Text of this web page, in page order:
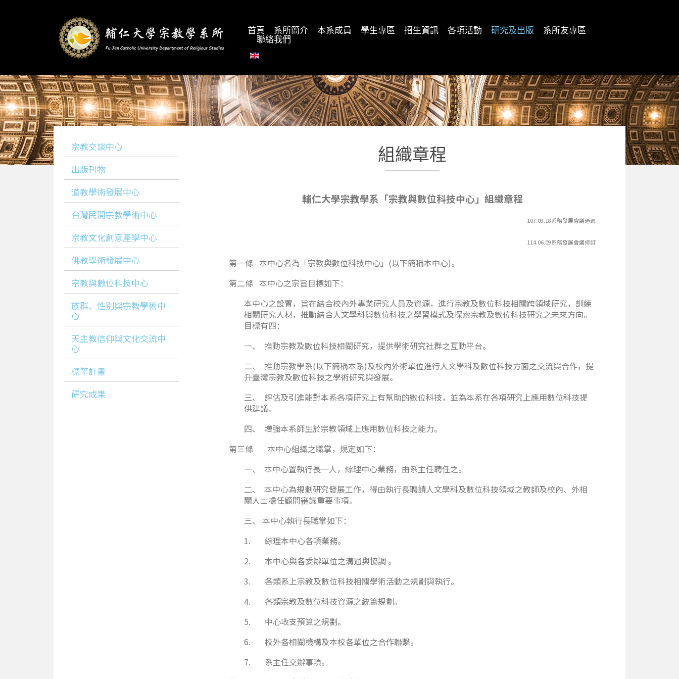
首頁 系所簡介 本系成員 學生專區 招生資訊 各項活動 研究及出版
系所友專區
聯絡我們
宗教交談中心
出版刊物
道教學術發展中心
台灣民間宗教學術中心
宗教文化創意產學中心
佛教學術發展中心
宗教與數位科技中心
族群、性別與宗教學術中
心
天主教信仰與文化交流中
心
標竿計畫
研究成果
組織章程
輔仁大學宗教學系「宗教與數位科技中心」組織章程
107.09.18系務發展會議通過
114.06.09系務發展會議修訂
第一條 本中心名為「宗教與數位科技中心」(以下簡稱本中心)。
第二條 本中心之宗旨目標如下：
本中心之設置，旨在結合校內外專業研究人員及資源，進行宗教及數位科技相關跨領域研究，訓練
相關研究人材，推動結合人文學科與數位科技之學習模式及探索宗教及數位科技研究之未來方向。
目標有四：
一、 推動宗教及數位科技相關研究，提供學術研究社群之互動平台。
二、 推動宗教學系(以下簡稱本系)及校內外術單位進行人文學科及數位科技方面之交流與合作，提
升臺灣宗教及數位科技之學術研究與發展。
三、 評估及引進能對本系各項研究上有幫助的數位科技，並為本系在各項研究上應用數位科技提
供建議。
四、 增強本系師生於宗教領域上應用數位科技之能力。
第三條 本中心組織之職掌，規定如下：
一、 本中心置執行長一人，綜理中心業務，由系主任聘任之。
二、 本中心為規劃研究發展工作，得由執行長聘請人文學科及數位科技領域之教師及校內、外相
關人士擔任顧問審議重要事項。
三、 本中心執行長職掌如下：
1. 綜理本中心各項業務。
2. 本中心與各委辦單位之溝通與協調 。
3. 各類系上宗教及數位科技相關學術活動之規劃與執行。
4. 各類宗教及數位科技資源之統籌規劃。
5. 中心收支預算之規劃。
6. 校外各相關機構及本校各單位之合作聯繫。
7. 系主任交辦事項。